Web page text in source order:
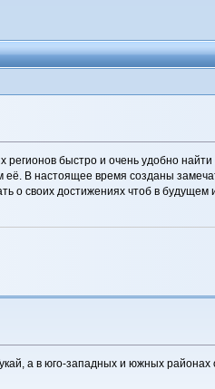
регионов быстро и очень удобно
В настоящее время созданы
о своих достижениях чтоб в будущем
а в юго-западных и южных районах